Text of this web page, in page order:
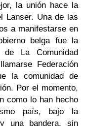
la unión hace la
Lanser. Una de las
a manifestarse en
belga fue la
La Comunidad
Federación
la comunidad de
Por el momento,
como lo han hecho
país, bajo la
una bandera, sin